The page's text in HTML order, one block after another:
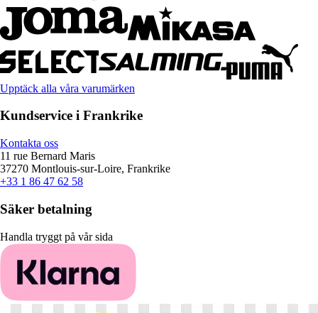
Upptäck alla våra varumärken
Kundservice i Frankrike
Kontakta oss
11 rue Bernard Maris
37270 Montlouis-sur-Loire, Frankrike
+33 1 86 47 62 58
Säker betalning
Handla tryggt på vår sida